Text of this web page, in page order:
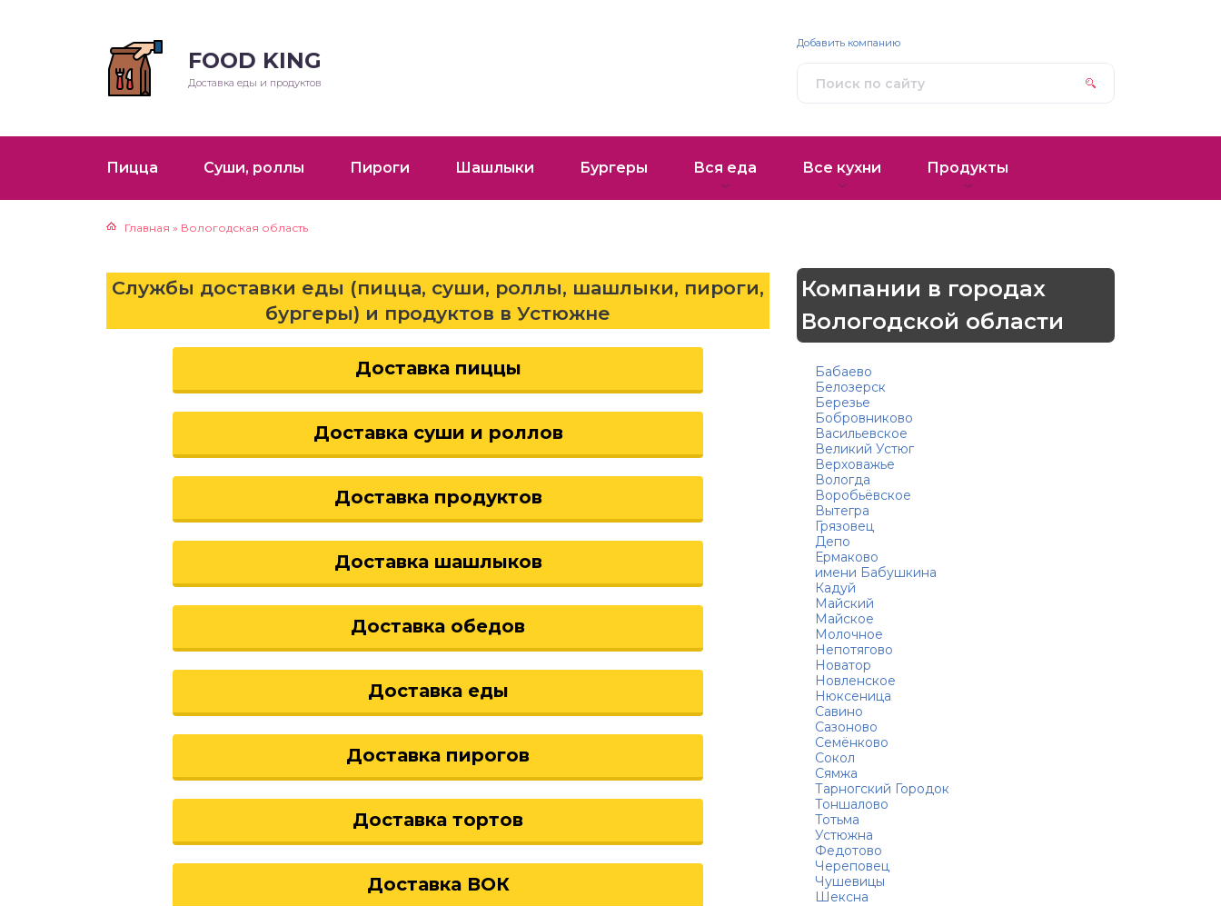
FOOD KING
Доставка еды и продуктов
Пицца Суши, роллы Пироги Шашлыки Бургеры Вся еда Все кухни Продукты
Добавить компанию
Главная » Вологодская область
Службы доставки еды (пицца, суши, роллы, шашлыки, пироги,
бургеры) и продуктов в Устюжне
Доставка пиццы
Доставка суши и роллов
Доставка продуктов
Доставка шашлыков
Доставка обедов
Доставка еды
Доставка пирогов
Доставка тортов
Доставка ВОК
Компании в городах
Вологодской области
Бабаево
Белозерск
Березье
Бобровниково
Васильевское
Великий Устюг
Верховажье
Вологда
Воробьёвское
Вытегра
Грязовец
Депо
Ермаково
имени Бабушкина
Кадуй
Майский
Майское
Молочное
Непотягово
Новатор
Новленское
Нюксеница
Савино
Сазоново
Семёнково
Сокол
Сямжа
Тарногский Городок
Тоншалово
Тотьма
Устюжна
Федотово
Череповец
Чушевицы
Шексна
кухня